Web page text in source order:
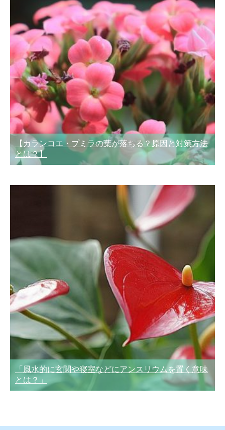
【カランコエ・プミラの葉が落ちる？原因と対策方法
とは？】
「風水的に玄関や寝室などにアンスリウムを置く意味
とは？」